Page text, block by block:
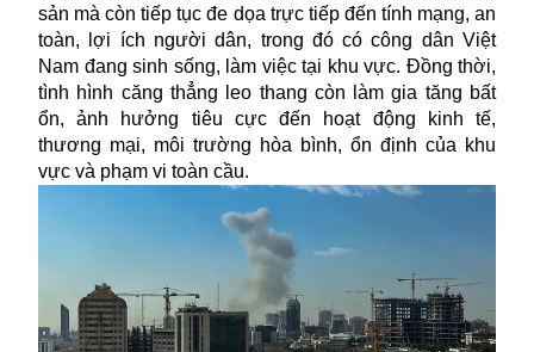
sản mà còn tiếp tục đe dọa trực tiếp đến tính mạng, an
toàn, lợi ích người dân, trong đó có công dân Việt
Nam đang sinh sống, làm việc tại khu vực. Đồng thời,
tình hình căng thẳng leo thang còn làm gia tăng bất
ổn, ảnh hưởng tiêu cực đến hoạt động kinh tế,
thương mại, môi trường hòa bình, ổn định của khu
vực và phạm vi toàn cầu.